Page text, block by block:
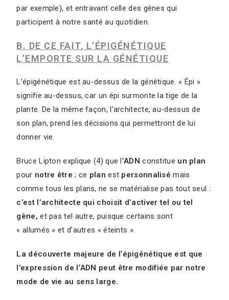
par exemple), et entravant celle des gènes qui
participent à notre santé au quotidien.
B. DE CE FAIT, L’ÉPIGÉNÉTIQUE
L’EMPORTE SUR LA GÉNÉTIQUE
L’épigénétique est au-dessus de la génétique. « Épi »
signifie au-dessus, car un épi surmonte la tige de la
plante. De la même façon, l’architecte, au-dessus de
son plan, prend les décisions qui permettront de lui
donner vie.
Bruce Lipton explique (4) que l ’ADN constitue un plan
pour notre être; ce plan est personnalisé mais
comme tous les plans, ne se matérialise pas tout seul :
c’est l’architecte qui choisit d’activer tel ou tel
gène, et pas tel autre, puisque certains sont
« allumés » et d’autres « éteints ».
La découverte majeure de l’épigénétique est que
l’expression de l’ADN peut être modifiée par notre
mode de vie au sens large.